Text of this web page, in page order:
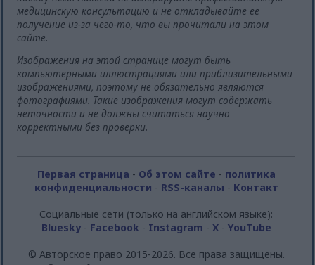
медицинскую консультацию и не откладывайте ее
получение из-за чего-то, что вы прочитали на этом
сайте.
Изображения на этой странице могут быть
компьютерными иллюстрациями или приблизительными
изображениями, поэтому не обязательно являются
фотографиями. Такие изображения могут содержать
неточности и не должны считаться научно
корректными без проверки.
Первая страница - Об этом сайте - политика
конфиденциальности - RSS-каналы - Контакт
Социальные сети (только на английском языке):
Bluesky- Facebook - Instagram - X- YouTube
© Авторское право 2015-2026. Все права защищены.